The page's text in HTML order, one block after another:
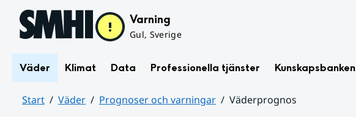
Hoppa till sidans innehåll Varning
Gul, Sverige
Väder Klimat Data Professionella tjänster Kunskapsbanken
Start Väder Prognoser och varningar
Väderprognos
varningar